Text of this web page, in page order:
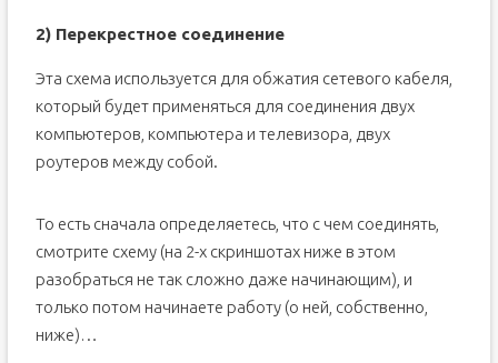
2) Перекрестное соединение
Эта схема используется для обжатия сетевого кабеля,
который будет применяться для соединения двух
компьютеров, компьютера и телевизора, двух
роутеров между собой.
То есть сначала определяетесь, что с чем соединять,
смотрите схему (на 2-х скриншотах ниже в этом
разобраться не так сложно даже начинающим), и
только потом начинаете работу (о ней, собственно,
ниже)…